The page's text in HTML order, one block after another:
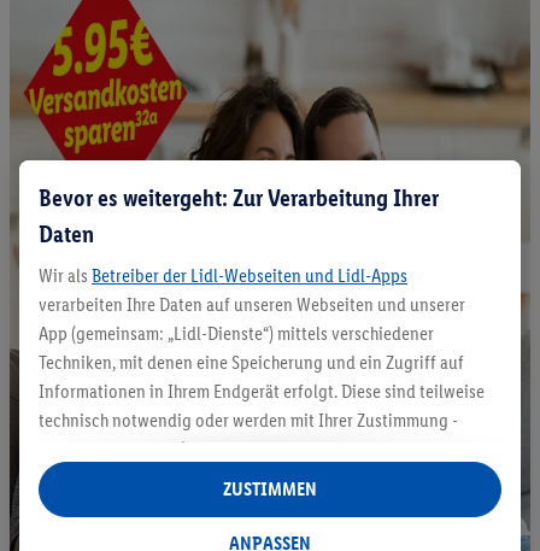
Bevor es weitergeht: Zur Verarbeitung Ihrer
Daten
Wir als Betreiber der Lidl-Webseiten und Lidl-Apps
verarbeiten Ihre Daten auf unseren Webseiten und unserer
App (gemeinsam: „Lidl-Dienste“) mittels verschiedener
Techniken, mit denen eine Speicherung und ein Zugriff auf
Informationen in Ihrem Endgerät erfolgt. Diese sind teilweise
technisch notwendig oder werden mit Ihrer Zustimmung -
auch durch Partner (u.a.
Verantwortliche; im Zusammenhang mit dem IAB TCF
insgesamt
Statistik-Erstellung oder für personalisierte Werbung
ANPASSEN
ZUSTIMMEN